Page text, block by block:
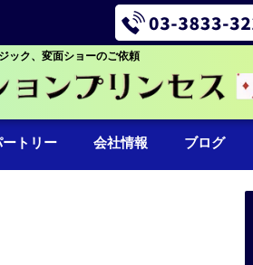
ック、変面ショーのご依頼
ートリー 会社情報 ブログ